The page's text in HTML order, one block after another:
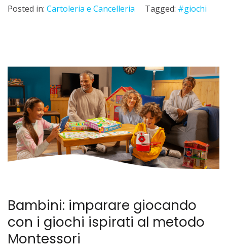
Posted in: Cartoleria e Cancelleria Tagged: #giochi
Bambini: imparare giocando
con i giochi ispirati al metodo
Montessori